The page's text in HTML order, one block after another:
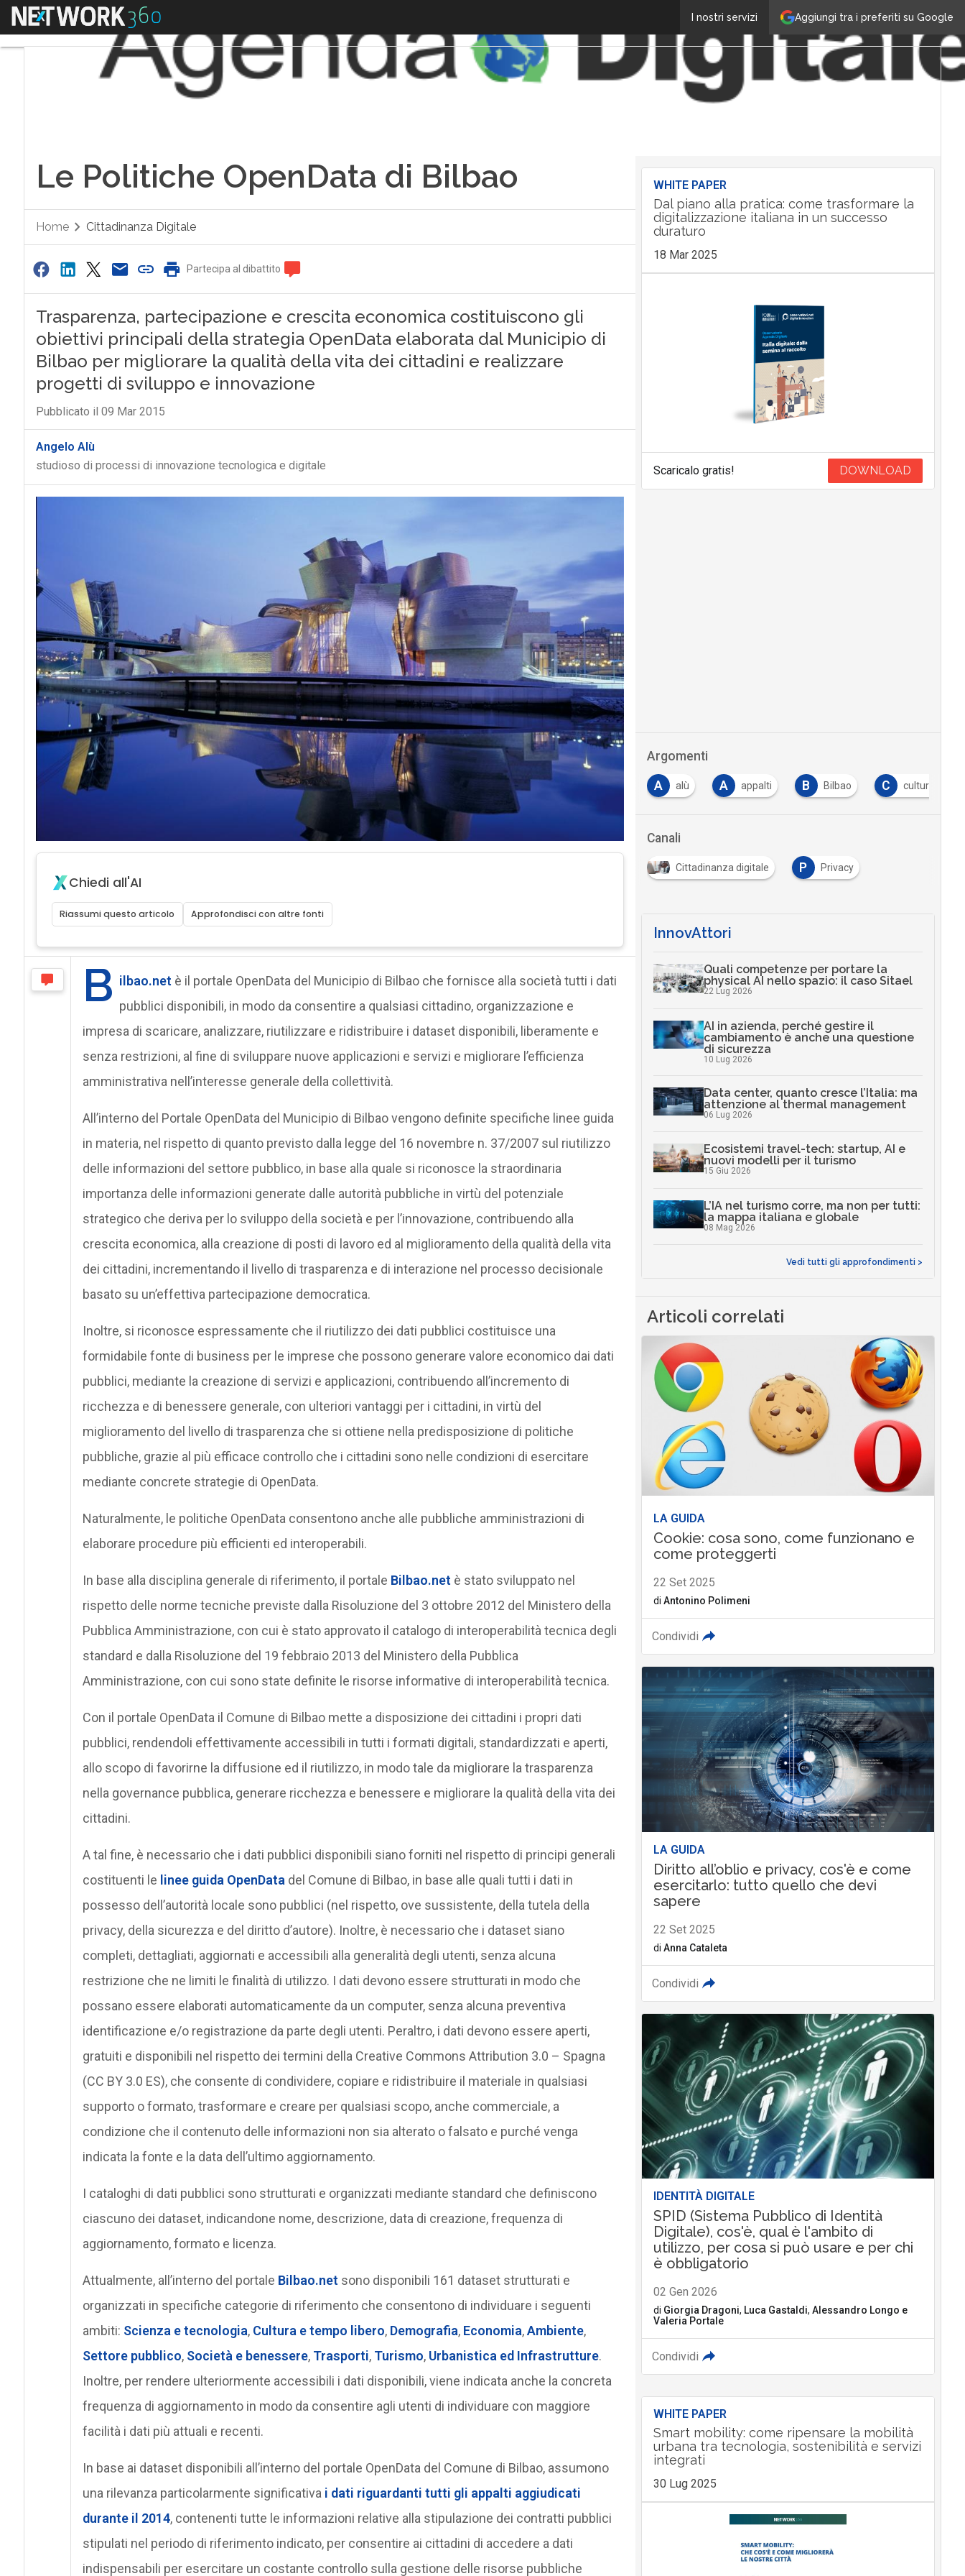
Aggiungi tra i preferiti su Google
I nostri servizi
Menu
Le Politiche OpenData di Bilbao
Home Cittadinanza Digitale
Partecipa al dibattito
Trasparenza, partecipazione e crescita economica costituiscono gli
obiettivi principali della strategia OpenData elaborata dal Municipio di
Bilbao per migliorare la qualità della vita dei cittadini e realizzare
progetti di sviluppo e innovazione
Pubblicato il 09 Mar 2015
Angelo Alù
studioso di processi di innovazione tecnologica e digitale
Chiedi all'AI
Riassumi questo articolo Approfondisci con altre fonti
B ilbao.net è il portale OpenData del Municipio di Bilbao che fornisce alla società tutti i dati
pubblici disponibili, in modo da consentire a qualsiasi cittadino, organizzazione e
impresa di scaricare, analizzare, riutilizzare e ridistribuire i dataset disponibili, liberamente e
senza restrizioni, al fine di sviluppare nuove applicazioni e servizi e migliorare l’efficienza
amministrativa nell’interesse generale della collettività.
All’interno del Portale OpenData del Municipio di Bilbao vengono definite specifiche linee guida
in materia, nel rispetto di quanto previsto dalla legge del 16 novembre n. 37/2007 sul riutilizzo
delle informazioni del settore pubblico, in base alla quale si riconosce la straordinaria
importanza delle informazioni generate dalle autorità pubbliche in virtù del potenziale
strategico che deriva per lo sviluppo della società e per l’innovazione, contribuendo alla
crescita economica, alla creazione di posti di lavoro ed al miglioramento della qualità della vita
dei cittadini, incrementando il livello di trasparenza e di interazione nel processo decisionale
basato su un’effettiva partecipazione democratica.
Inoltre, si riconosce espressamente che il riutilizzo dei dati pubblici costituisce una
formidabile fonte di business per le imprese che possono generare valore economico dai dati
pubblici, mediante la creazione di servizi e applicazioni, contribuendo all’incremento di
ricchezza e di benessere generale, con ulteriori vantaggi per i cittadini, in virtù del
miglioramento del livello di trasparenza che si ottiene nella predisposizione di politiche
pubbliche, grazie al più efficace controllo che i cittadini sono nelle condizioni di esercitare
mediante concrete strategie di OpenData.
Naturalmente, le politiche OpenData consentono anche alle pubbliche amministrazioni di
elaborare procedure più efficienti ed interoperabili.
In base alla disciplina generale di riferimento, il portale Bilbao.net è stato sviluppato nel
rispetto delle norme tecniche previste dalla Risoluzione del 3 ottobre 2012 del Ministero della
Pubblica Amministrazione, con cui è stato approvato il catalogo di interoperabilità tecnica degli
standard e dalla Risoluzione del 19 febbraio 2013 del Ministero della Pubblica
Amministrazione, con cui sono state definite le risorse informative di interoperabilità tecnica.
Con il portale OpenData il Comune di Bilbao mette a disposizione dei cittadini i propri dati
pubblici, rendendoli effettivamente accessibili in tutti i formati digitali, standardizzati e aperti,
allo scopo di favorirne la diffusione ed il riutilizzo, in modo tale da migliorare la trasparenza
nella governance pubblica, generare ricchezza e benessere e migliorare la qualità della vita dei
cittadini.
A tal fine, è necessario che i dati pubblici disponibili siano forniti nel rispetto di principi generali
costituenti le linee guida OpenData del Comune di Bilbao, in base alle quali tutti i dati in
possesso dell’autorità locale sono pubblici (nel rispetto, ove sussistente, della tutela della
privacy, della sicurezza e del diritto d’autore). Inoltre, è necessario che i dataset siano
completi, dettagliati, aggiornati e accessibili alla generalità degli utenti, senza alcuna
restrizione che ne limiti le finalità di utilizzo. I dati devono essere strutturati in modo che
possano essere elaborati automaticamente da un computer, senza alcuna preventiva
identificazione e/o registrazione da parte degli utenti. Peraltro, i dati devono essere aperti,
gratuiti e disponibili nel rispetto dei termini della Creative Commons Attribution 3.0 – Spagna
(CC BY 3.0 ES), che consente di condividere, copiare e ridistribuire il materiale in qualsiasi
supporto o formato, trasformare e creare per qualsiasi scopo, anche commerciale, a
condizione che il contenuto delle informazioni non sia alterato o falsato e purché venga
indicata la fonte e la data dell’ultimo aggiornamento.
I cataloghi di dati pubblici sono strutturati e organizzati mediante standard che definiscono
ciascuno dei dataset, indicandone nome, descrizione, data di creazione, frequenza di
aggiornamento, formato e licenza.
Attualmente, all’interno del portale Bilbao.net sono disponibili 161 dataset strutturati e
organizzati in specifiche categorie di riferimento che consentono di individuare i seguenti
ambiti: Scienza e tecnologia, Cultura e tempo libero, Demografia, Economia,Ambiente,
Settore pubblico, Società e benessere, Trasporti, Turismo, Urbanistica ed Infrastrutture.
Inoltre, per rendere ulteriormente accessibili i dati disponibili, viene indicata anche la concreta
frequenza di aggiornamento in modo da consentire agli utenti di individuare con maggiore
facilità i dati più attuali e recenti.
In base ai dataset disponibili all’interno del portale OpenData del Comune di Bilbao, assumono
una rilevanza particolarmente significativa i dati riguardanti tutti gli appalti aggiudicati
durante il 2014, contenenti tutte le informazioni relative alla stipulazione dei contratti pubblici
stipulati nel periodo di riferimento indicato, per consentire ai cittadini di accedere a dati
indispensabili per esercitare un costante controllo sulla gestione delle risorse pubbliche
WHITE PAPER
Dal piano alla pratica: come trasformare la
digitalizzazione italiana in un successo
duraturo
18 Mar 2025
Scaricalo gratis! DOWNLOAD
Argomenti
agenda digitale A alù A appalti B Bilbao C cultura
Canali
Cittadinanza digitale P Privacy
InnovAttori
Quali competenze per portare la
physical AI nello spazio: il caso Sitael
22 Lug 2026
AI in azienda, perché gestire il
cambiamento è anche una questione
di sicurezza
10 Lug 2026
Data center, quanto cresce l’Italia: ma
attenzione al thermal management
06 Lug 2026
Ecosistemi travel-tech: startup, AI e
nuovi modelli per il turismo
15 Giu 2026
L’IA nel turismo corre, ma non per tutti:
la mappa italiana e globale
08 Mag 2026
Vedi tutti gli approfondimenti >
Articoli correlati
LA GUIDA
Cookie: cosa sono, come funzionano e
come proteggerti
22 Set 2025
di Antonino Polimeni
Condividi
LA GUIDA
Diritto all’oblio e privacy, cos'è e come
esercitarlo: tutto quello che devi
sapere
22 Set 2025
di Anna Cataleta
Condividi
IDENTITÀ DIGITALE
SPID (Sistema Pubblico di Identità
Digitale), cos'è, qual è l'ambito di
utilizzo, per cosa si può usare e per chi
è obbligatorio
02 Gen 2026
di Giorgia Dragoni, Luca Gastaldi, Alessandro Longo e
Valeria Portale
Condividi
WHITE PAPER
Smart mobility: come ripensare la mobilità
urbana tra tecnologia, sostenibilità e servizi
integrati
30 Lug 2025